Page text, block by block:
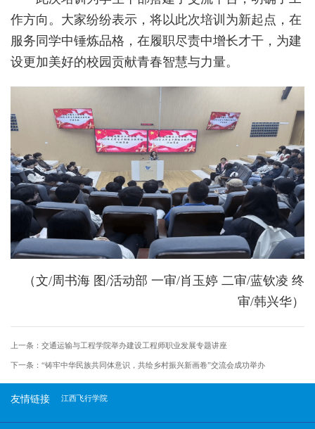
作方向。大家纷纷表示，将以此次培训为新起点，在
服务同学中锤炼品格，在履职尽责中增长才干，为建
设更加美好的校园贡献青春智慧与力量。
（文/周书海 图/活动部 一审/肖玉婷 二审/蓝钦凌 终
审/韩兴华）
上一条： 交通运输与工程学院举办建设工程师职业发展专题讲座
下一条： “铸牢中华民族共同体意识，共绘乡村振兴新画卷”交流会成功举办
友情链接 江西飞行学院